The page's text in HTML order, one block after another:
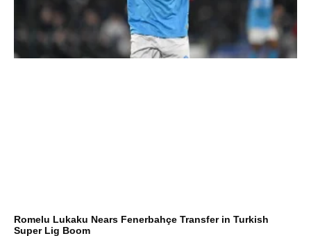
Romelu Lukaku Nears Fenerbahçe Transfer in Turkish
Super Lig Boom